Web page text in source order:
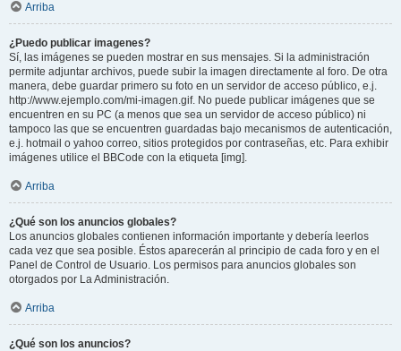
Arriba
¿Puedo publicar imagenes?
Sí, las imágenes se pueden mostrar en sus mensajes. Si la administración
permite adjuntar archivos, puede subir la imagen directamente al foro. De otra
manera, debe guardar primero su foto en un servidor de acceso público, e.j.
http://www.ejemplo.com/mi-imagen.gif. No puede publicar imágenes que se
encuentren en su PC (a menos que sea un servidor de acceso público) ni
tampoco las que se encuentren guardadas bajo mecanismos de autenticación,
e.j. hotmail o yahoo correo, sitios protegidos por contraseñas, etc. Para exhibir
imágenes utilice el BBCode con la etiqueta [img].
Arriba
¿Qué son los anuncios globales?
Los anuncios globales contienen información importante y debería leerlos
cada vez que sea posible. Éstos aparecerán al principio de cada foro y en el
Panel de Control de Usuario. Los permisos para anuncios globales son
otorgados por La Administración.
Arriba
¿Qué son los anuncios?